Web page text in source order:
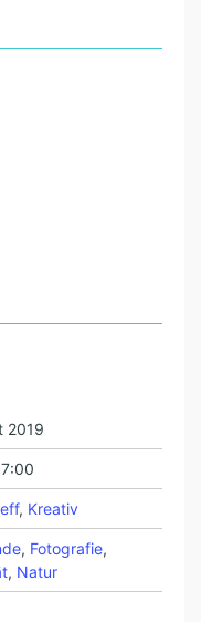
2019
, Kreativ
, Fotografie,
, Natur